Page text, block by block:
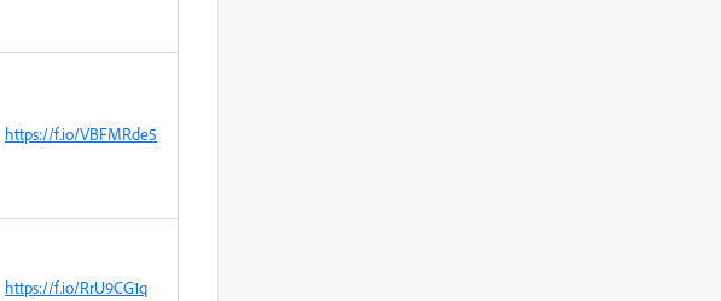
https://f.io/VBFMRde5
https://f.io/RrU9CG1q